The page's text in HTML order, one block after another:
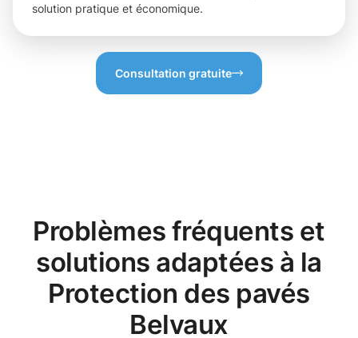
solution pratique et économique.
Consultation gratuite
Problèmes fréquents et
solutions adaptées à la
Protection des pavés
Belvaux